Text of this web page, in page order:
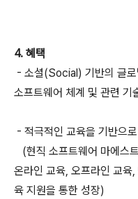
4. 혜택
- 소셜(Social) 기반의 글
소프트웨어 체계 및 관련 기
- 적극적인 교육을 기반으
(현직 소프트웨어 마에스
온라인 교육, 오프라인 교육
육 지원을 통한 성장)